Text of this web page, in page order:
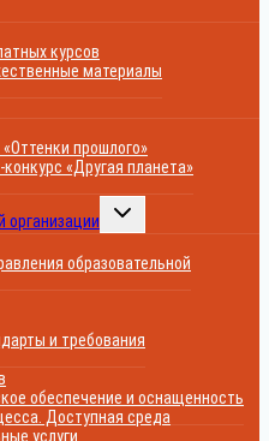
курсов
материалы
прошлого»
«Другая планета»
организации
Переключить
образовательной
и требования
обеспечение и оснащенность
Доступная среда
услуги